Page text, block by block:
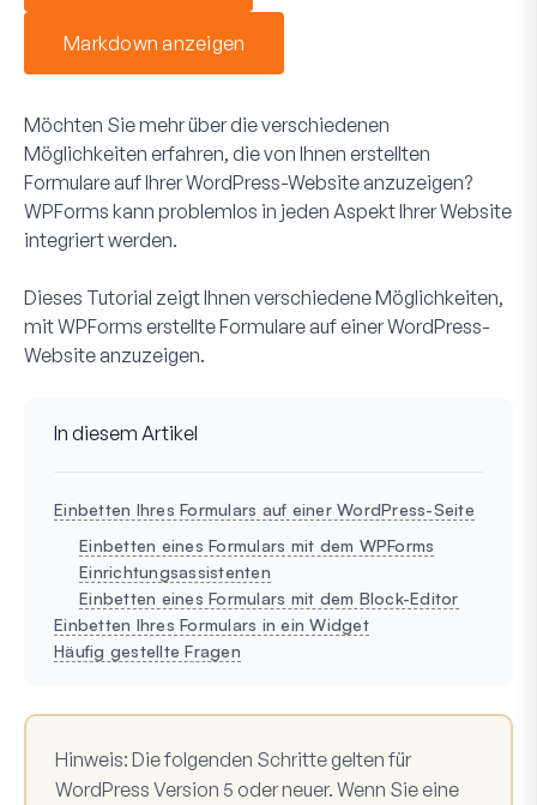
Markdown anzeigen
Möchten Sie mehr über die verschiedenen
Möglichkeiten erfahren, die von Ihnen erstellten
Formulare auf Ihrer WordPress-Website anzuzeigen?
WPForms kann problemlos in jeden Aspekt Ihrer Website
integriert werden.
Dieses Tutorial zeigt Ihnen verschiedene Möglichkeiten,
mit WPForms erstellte Formulare auf einer WordPress-
Website anzuzeigen.
In diesem Artikel
Einbetten Ihres Formulars auf einer WordPress-Seite
Einbetten eines Formulars mit dem WPForms
Einrichtungsassistenten
Einbetten eines Formulars mit dem Block-Editor
Einbetten Ihres Formulars in ein Widget
Häufig gestellte Fragen
Hinweis: Die folgenden Schritte gelten für
WordPress Version 5 oder neuer. Wenn Sie eine